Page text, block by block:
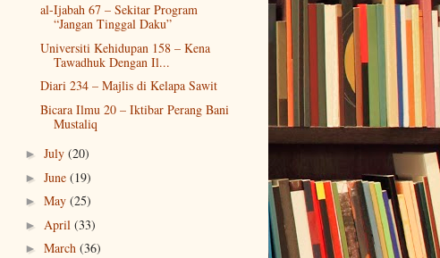
al-Ijabah 67 – Sekitar Program
“Jangan Tinggal Daku”
Universiti Kehidupan 158 – Kena
Tawadhuk Dengan Il...
Diari 234 – Majlis di Kelapa Sawit
Bicara Ilmu 20 – Iktibar Perang Bani
Mustaliq
► July (20)
► June (19)
► May (25)
► April (33)
► March (36)